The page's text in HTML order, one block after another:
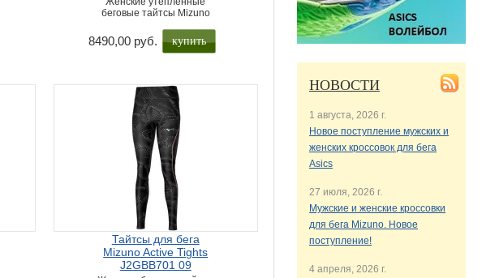
беговые тайтсы Mizuno
8490,00 руб. купить
Тайтсы для бега
Mizuno Active Tights
J2GBB701 09
НОВОСТИ
1 августа, 2026 г.
Новое поступление мужских и
женских кроссовок для бега
Asics
27 июля, 2026 г.
Мужские и женские кроссовки
для бега Mizuno. Новое
поступление!
4 апреля, 2026 г.